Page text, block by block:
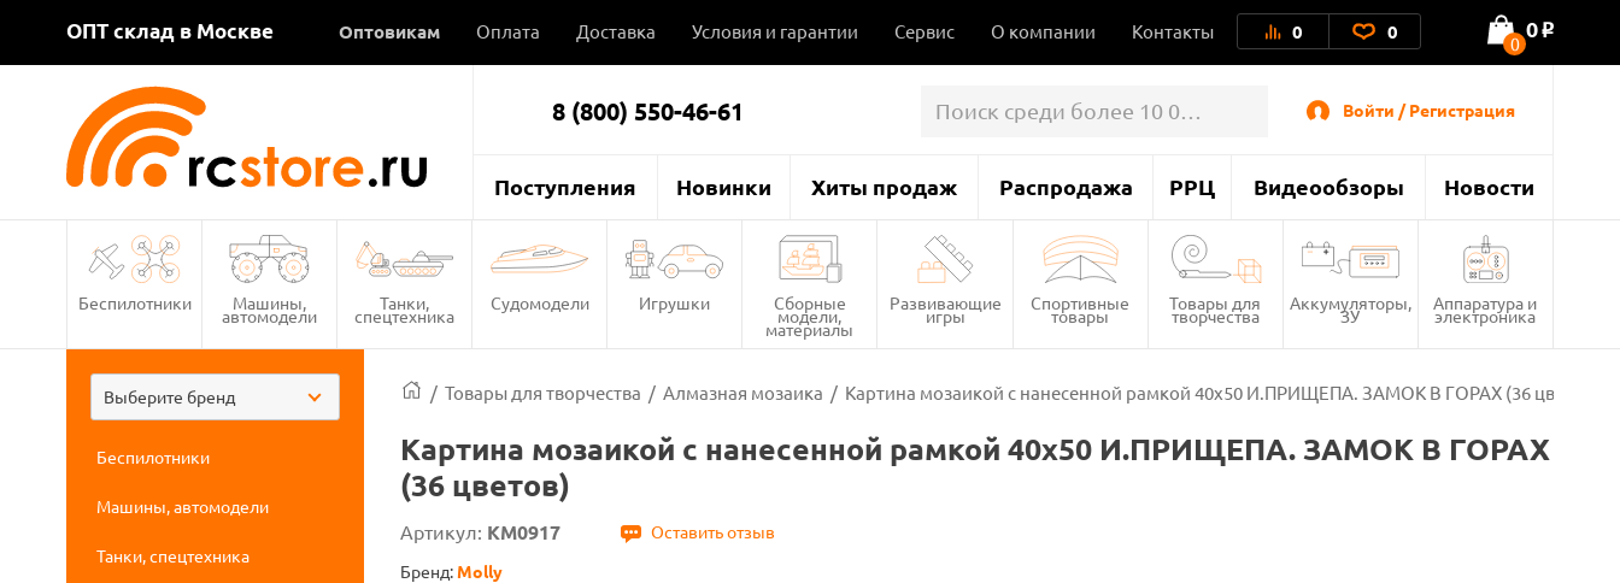
ОПТ склад в Москве Оптовикам Оплата Доставка Условия и гарантии Сервис О компании Контакты 0 0 0
0 o
8 (800) 550-46-61 Войти / Регистрация
Поступления Новинки Хиты продаж Распродажа РРЦ Видеообзоры Новости
Беспилотники Машины,
автомодели
Танки,
спецтехника
Судомодели Игрушки Сборные
модели,
материалы
Развивающие
игры
Спортивные
товары
Товары для
творчества
Аккумуляторы,
ЗУ
Аппаратура и
электроника
Выберите бренд
Беспилотники
Машины, автомодели
Танки, спецтехника
/ Товары для творчества / Алмазная мозаика / Картина мозаикой с нанесенной рамкой 40х50 И.ПРИЩЕПА. ЗАМОК В ГОРАХ (36 цветов)
Картина мозаикой с нанесенной рамкой 40х50 И.ПРИЩЕПА. ЗАМОК В ГОРАХ
(36 цветов)
Артикул: KM0917
Оставить отзыв
Бренд: Molly